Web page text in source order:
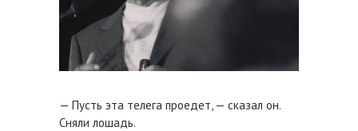
— Пусть эта телега проедет, — сказал он.
Сняли лошадь.